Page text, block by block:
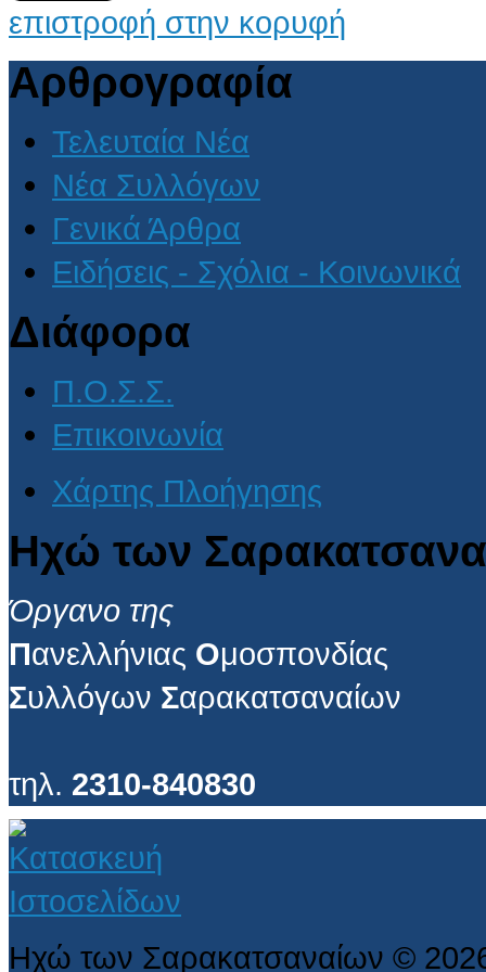
επιστροφή στην κορυφή
Αρθρογραφία
Τελευταία Νέα
Νέα Συλλόγων
Γενικά Άρθρα
Ειδήσεις - Σχόλια - Κοινωνικά
Διάφορα
Π.Ο.Σ.Σ.
Επικοινωνία
Χάρτης Πλοήγησης
Ηχώ των
Όργανο της
Πανελλήνιας Ομοσπονδίας
Συλλόγων Σαρακατσαναίων
τηλ. 2310-840830
Ηχώ των Σαρακατσαναίων ©